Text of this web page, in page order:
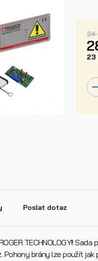
24
23
Poslat dotaz
TECHNOLOGY!!
Pohony brány lze použítB70/